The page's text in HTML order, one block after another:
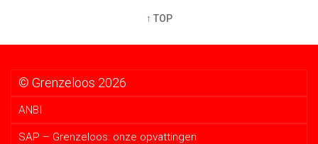
↑ TOP
© Grenzeloos 2026
ANBI
SAP – Grenzeloos: onze opvattingen